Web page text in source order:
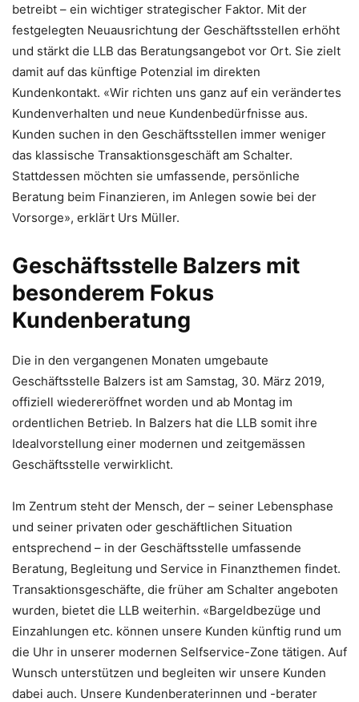
betreibt – ein wichtiger strategischer Faktor. Mit der
festgelegten Neuausrichtung der Geschäftsstellen erhöht
und stärkt die LLB das Beratungsangebot vor Ort. Sie zielt
damit auf das künftige Potenzial im direkten
Kundenkontakt. «Wir richten uns ganz auf ein verändertes
Kundenverhalten und neue Kundenbedürfnisse aus.
Kunden suchen in den Geschäftsstellen immer weniger
das klassische Transaktionsgeschäft am Schalter.
Stattdessen möchten sie umfassende, persönliche
Beratung beim Finanzieren, im Anlegen sowie bei der
Vorsorge», erklärt Urs Müller.
Geschäftsstelle Balzers mit
besonderem Fokus
Kundenberatung
Die in den vergangenen Monaten umgebaute
Geschäftsstelle Balzers ist am Samstag, 30. März 2019,
offiziell wiedereröffnet worden und ab Montag im
ordentlichen Betrieb. In Balzers hat die LLB somit ihre
Idealvorstellung einer modernen und zeitgemässen
Geschäftsstelle verwirklicht.
Im Zentrum steht der Mensch, der – seiner Lebensphase
und seiner privaten oder geschäftlichen Situation
entsprechend – in der Geschäftsstelle umfassende
Beratung, Begleitung und Service in Finanzthemen findet.
Transaktionsgeschäfte, die früher am Schalter angeboten
wurden, bietet die LLB weiterhin. «Bargeldbezüge und
Einzahlungen etc. können unsere Kunden künftig rund um
die Uhr in unserer modernen Selfservice-Zone tätigen. Auf
Wunsch unterstützen und begleiten wir unsere Kunden
dabei auch. Unsere Kundenberaterinnen und -berater